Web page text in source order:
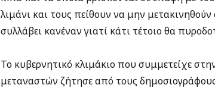
λιμάνι και τους πείθουν να μην
συλλάβει κανέναν γιατί κάτι τέτοιο θα
Το κυβερνητικό κλιμάκιο που συμμετείχε
μεταναστών ζήτησε από τους